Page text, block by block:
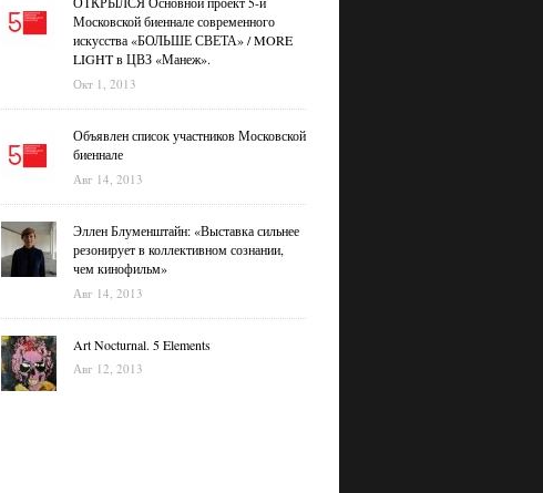
Московской биеннале современного
искусства «БОЛЬШЕ СВЕТА» / MORE
LIGHT в ЦВЗ «Манеж».
Окт 1, 2013
Объявлен список участников Московской
биеннале
Авг 14, 2013
Эллен Блуменштайн: «Выставка сильнее
резонирует в коллективном сознании,
чем кинофильм»
Авг 14, 2013
Art Nocturnal. 5 Elements
Авг 12, 2013